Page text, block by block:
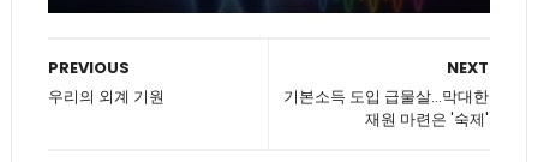
NEXT
기본소득 도입 급물살…막대한
재원 마련은 '숙제'
PREVIOUS
우리의 외계 기원